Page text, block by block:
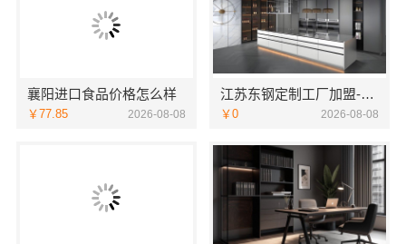
襄阳进口食品价格怎么样
￥77.85 2026-08-08
江苏东钢定制工厂加盟-江苏东钢
￥0 2026-08-08